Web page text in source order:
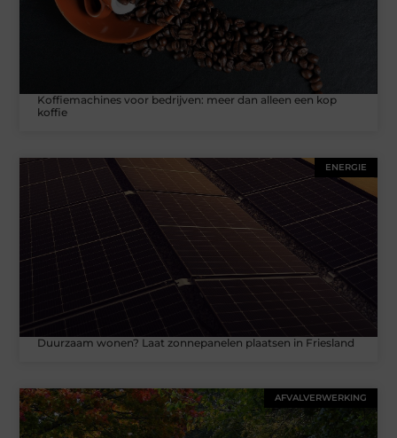
Koffiemachines voor bedrijven: meer dan alleen een kop
koffie
ENERGIE
Duurzaam wonen? Laat zonnepanelen plaatsen in Friesland
AFVALVERWERKING